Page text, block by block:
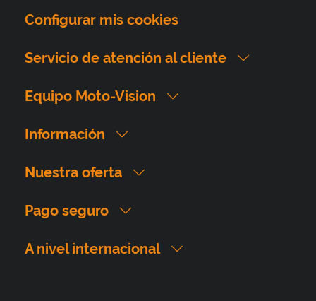
Configurar mis cookies
Servicio de atención al cliente
Equipo Moto-Vision
Información
Nuestra oferta
Pago seguro
A nivel internacional